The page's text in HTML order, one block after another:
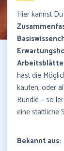
Hier kannst
hast die
kaufen, oder
Bundle – so
eine stattliche
Bekannt aus: